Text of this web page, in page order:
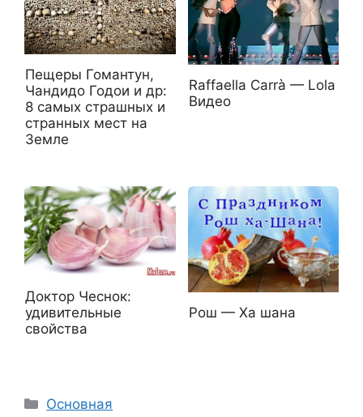
Пещеры Гомантун,
Чандидо Годои и др:
8 самых страшных и
странных мест на
Земле
Raffaella Carrà — Lola
Видео
Доктор Чеснок:
удивительные
свойства
Рош — Ха шана
Рубрики
Основная